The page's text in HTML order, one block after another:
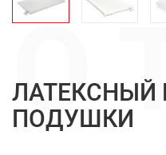
ПОДУШКИ
О